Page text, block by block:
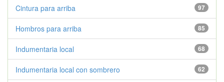
97
Cintura para arriba
85
Hombros para arriba
68
Indumentaria local
62
Indumentaria local con sombrero